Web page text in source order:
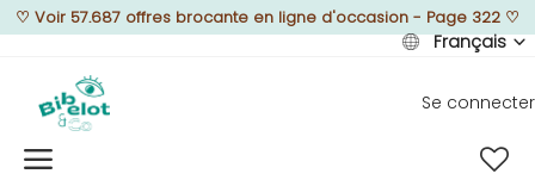
♡ Voir 57.687 offres brocante en ligne d'occasion - Page 322 ♡
Français
Se connecter